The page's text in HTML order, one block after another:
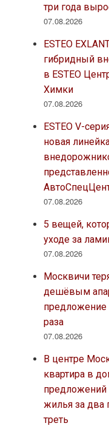
три года
07.08.2026
ESTEO
гибридный
в ESTEO
Химки
07.08.2026
ESTEO V-
новая
07.08.2026
5 вещей,
уходе за
07.08.2026
Москвичи
дешёвым
предложение
раза
07.08.2026
В центре
квартира в
жилья за два
треть